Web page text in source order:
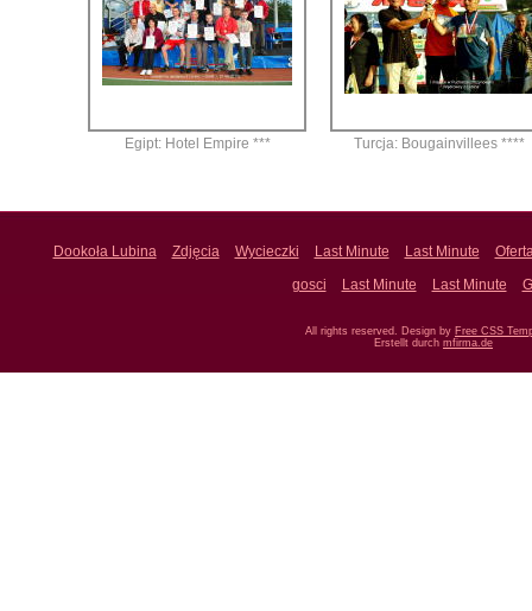
Egipt: Hotel Empire *** Turcja: Bougainvillees ****
Dookoła Lubina Zdjęcia Wycieczki Last Minute Last Minute
gosci
Last Minute Last Minute
All rights reserved. Design by Free CSS
Erstellt durch mfirma.de